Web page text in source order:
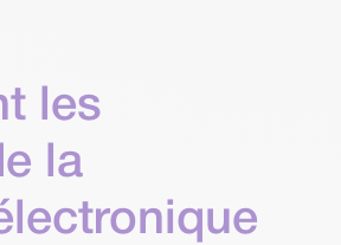
les
la